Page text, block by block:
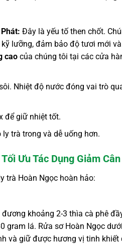
Đây là yếu tố then chốt.
lưỡng, đảm bảo độ tươi mới
caocủa chúng tôi tại các cửa
Nhiệt độ nước đóng vai trò
để giữ nhiệt tốt.
trà trong và dễ uống hơn.
Ưu Tác Dụng Giảm Cân
trà Hoàn Ngọc hoàn hảo:
khoảng 2-3 thìa cà phê
gram lá. Rửa sơ Hoàn Ngọc
và giữ được hương vị tinh khiết